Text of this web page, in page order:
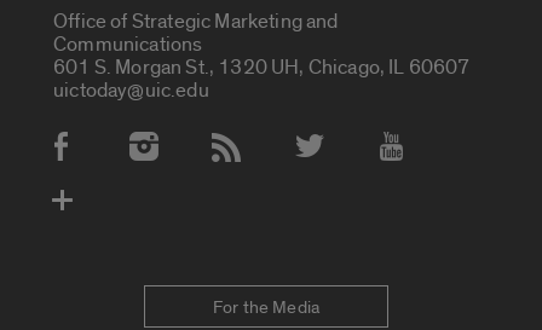
Office of Strategic Marketing and
Communications
601 S. Morgan St., 1320 UH, Chicago, IL 60607
uictoday@uic.edu
Social Media Accounts
For the Media